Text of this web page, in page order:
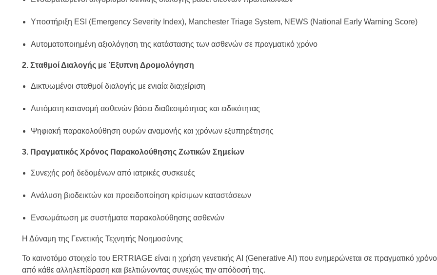
Υποστήριξη ESI (Emergency Severity Index), Manchester Triage System, NEWS (National Early Warning Score)
Αυτοματοποιημένη αξιολόγηση της κατάστασης των ασθενών σε πραγματικό χρόνο
2. Σταθμοί Διαλογής με Έξυπνη Δρομολόγηση
Δικτυωμένοι σταθμοί διαλογής με ενιαία διαχείριση
Αυτόματη κατανομή ασθενών βάσει διαθεσιμότητας και ειδικότητας
Ψηφιακή παρακολούθηση ουρών αναμονής και χρόνων εξυπηρέτησης
3. Πραγματικός Χρόνος Παρακολούθησης Ζωτικών Σημείων
Συνεχής ροή δεδομένων από ιατρικές συσκευές
Ανάλυση βιοδεικτών και προειδοποίηση κρίσιμων καταστάσεων
Ενσωμάτωση με συστήματα παρακολούθησης ασθενών
Η Δύναμη της Γενετικής Τεχνητής Νοημοσύνης
Το καινοτόμο στοιχείο του ERTRIAGE είναι η χρήση γενετικής AI (Generative AI) που ενημερώνεται σε πραγματικό
από κάθε αλληλεπίδραση και βελτιώνοντας συνεχώς την απόδοσή της.